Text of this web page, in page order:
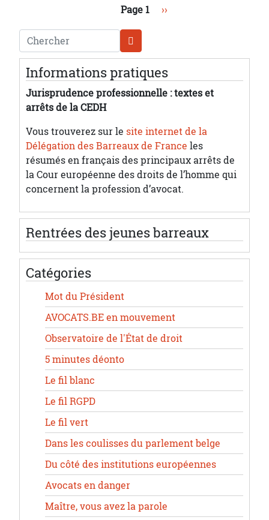
Page 1 Page suivante
››
Chercher
Informations pratiques
Jurisprudence professionnelle : textes et
arrêts de la CEDH
Vous trouverez sur le site internet de la
Délégation des Barreaux de France les
résumés en français des principaux arrêts de
la Cour européenne des droits de l’homme qui
concernent la profession d’avocat.
Rentrées des jeunes barreaux
Catégories
Mot du Président
AVOCATS.BE en mouvement
Observatoire de l'État de droit
5 minutes déonto
Le fil blanc
Le fil RGPD
Le fil vert
Dans les coulisses du parlement belge
Du côté des institutions européennes
Avocats en danger
Maître, vous avez la parole